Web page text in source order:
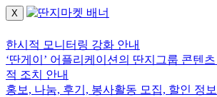
X
한시적 모니터링 강화 안내
‘딴게이’ 어플리케이션의 딴지그룹 콘텐
적 조치 안내
홍보, 나눔, 후기, 봉사활동 모집, 할인 정